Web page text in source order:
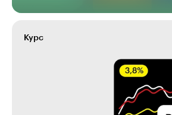
Курс